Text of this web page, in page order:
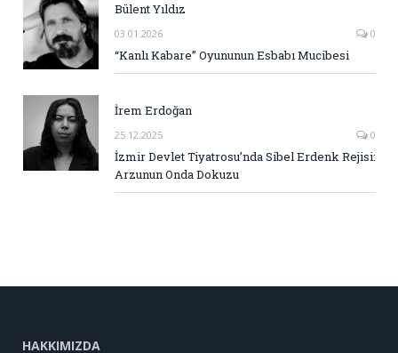
Bülent Yıldız
03.01.2026 0
“Kanlı Kabare” Oyununun Esbabı Mucibesi
İrem Erdoğan
25.12.2025 0
İzmir Devlet Tiyatrosu’nda Sibel Erdenk Rejisi:
Arzunun Onda Dokuzu
HAKKIMIZDA